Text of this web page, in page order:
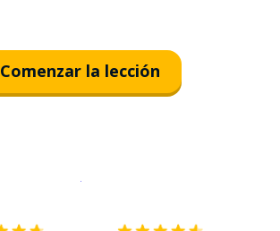
Comenzar la lección